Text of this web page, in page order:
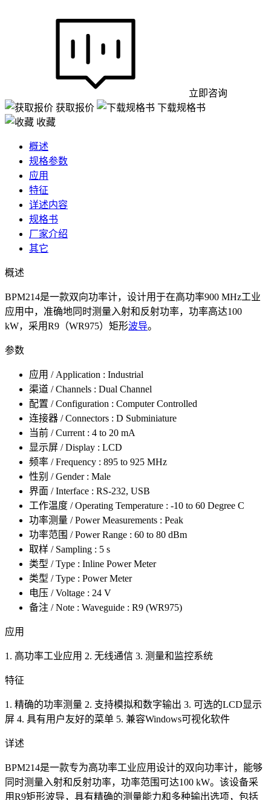
立即咨询
获取报价
下载规格书
收藏
概述
规格参数
应用
特征
详述内容
规格书
厂家介绍
其它
概述
BPM214是一款双向功率计，设计用于在高功率900 MHz工业
应用中，准确地同时测量入射和反射功率，功率高达100
kW，采用R9（WR975）矩形波导。
参数
应用 / Application : Industrial
渠道 / Channels : Dual Channel
配置 / Configuration : Computer Controlled
连接器 / Connectors : D Subminiature
当前 / Current : 4 to 20 mA
显示屏 / Display : LCD
频率 / Frequency : 895 to 925 MHz
性别 / Gender : Male
界面 / Interface : RS-232, USB
工作温度 / Operating Temperature : -10 to 60 Degree C
功率测量 / Power Measurements : Peak
功率范围 / Power Range : 60 to 80 dBm
取样 / Sampling : 5 s
类型 / Type : Inline Power Meter
类型 / Type : Power Meter
电压 / Voltage : 24 V
备注 / Note : Waveguide : R9 (WR975)
应用
1. 高功率工业应用 2. 无线通信 3. 测量和监控系统
特征
1. 精确的功率测量 2. 支持模拟和数字输出 3. 可选的LCD显示
屏 4. 具有用户友好的菜单 5. 兼容Windows可视化软件
详述
BPM214是一款专为高功率工业应用设计的双向功率计，能够
同时测量入射和反射功率，功率范围可达100 kW。该设备采
用R9矩形波导，具有精确的测量能力和多种输出选项，包括